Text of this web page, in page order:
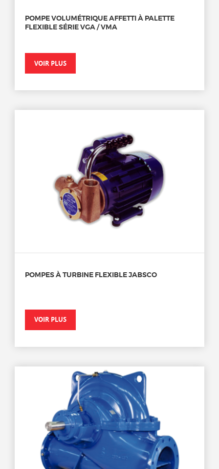
POMPE VOLUMÉTRIQUE AFFETTI À PALETTE
FLEXIBLE SÉRIE VGA / VMA
VOIR PLUS
POMPES À TURBINE FLEXIBLE JABSCO
VOIR PLUS